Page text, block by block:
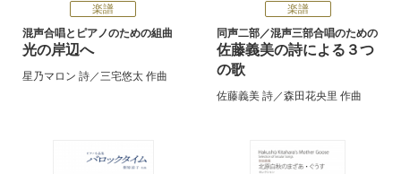
楽譜
混声合唱とピアノのための組曲
光の岸辺へ
星乃マロン 詩／三宅悠太 作曲
楽譜
同声二部／混声三部合唱のための
佐藤義美の詩による３つ
の歌
佐藤義美 詩／森田花央里 作曲